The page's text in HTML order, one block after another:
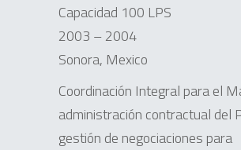
Capacidad 100 LPS
2003 – 2004
Sonora, Mexico
Coordinación Integral para el
administración contractual del
gestión de negociaciones para